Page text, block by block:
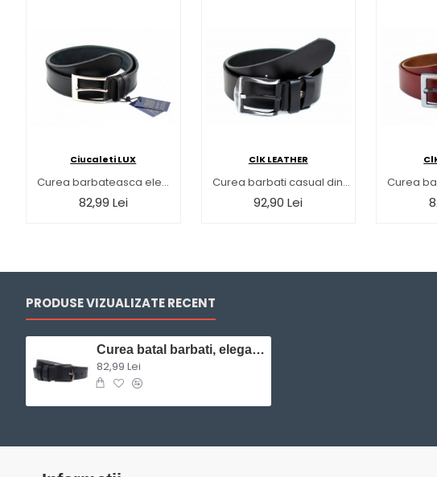
Ciucaleti LUX
Curea barbateasca eleganta din piele naturala - Negru CCN350 (latime 3,5 cm)
82,99 Lei
ClK LEATHER
Curea barbati casual din piele naturala - DR1-400NKR
92,90 Lei
PRODUSE VIZUALIZATE RECENT
Curea batal barbati, eleganta pentru costum, din piele naturala, Negru, Latime 3.7cm, lungime pana la 170cm - CK87N
82,99 Lei